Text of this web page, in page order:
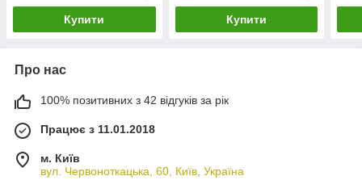
Купити Купити
Про нас
100% позитивних з 42 відгуків за рік
Працює з 11.01.2018
м. Київ
вул. Червоноткацька, 60, Київ, Україна